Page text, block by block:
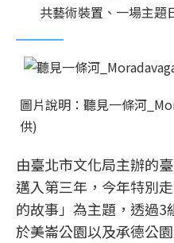
共藝術裝置、一場主題
圖片說明：聽見一條河
供)
由臺北市文化局主辦的
邁入第三年，今年特別
的故事」為主題，透過3
於美崙公園以及承德公園